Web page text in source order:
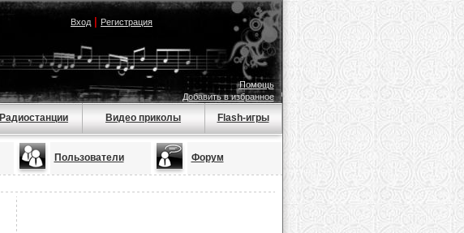
Вход| Регистрация
Помощь
Добавить в избранное
Радиостанции Видео приколы Flash-игры
Пользователи Форум